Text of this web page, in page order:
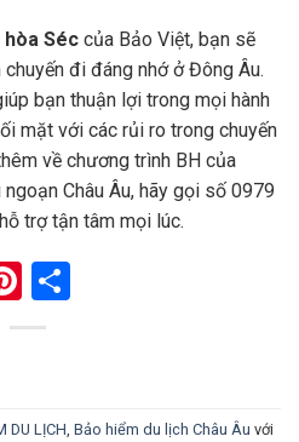
hòa Séc của Bảo Việt, bạn sẽ
đi đáng nhớ ở Đông Âu.
bạn thuận lợi trong mọi hành
mặt với các rủi ro trong chuyến
về chương trình BH của
Châu Âu, hãy gọi số 0979
trợ tận tâm mọi lúc.
Pinterest
DU LỊCH Bảo hiểm du lịch Châu Âu với